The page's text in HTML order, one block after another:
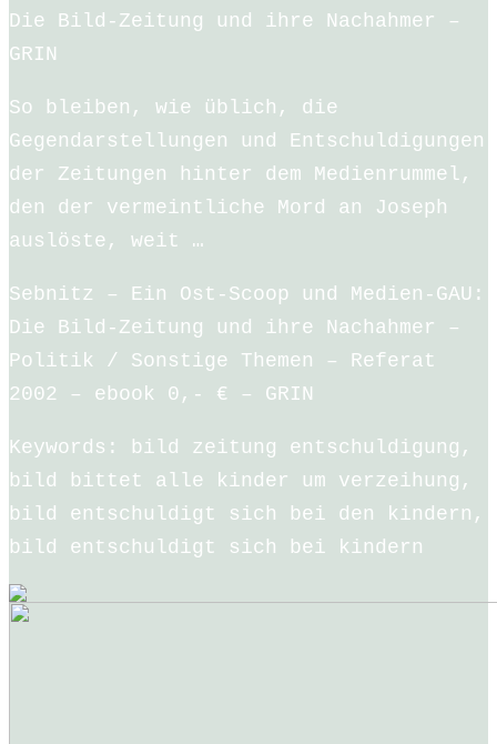
Die Bild-Zeitung und ihre Nachahmer –
GRIN
So bleiben, wie üblich, die
Gegendarstellungen und Entschuldigungen
der Zeitungen hinter dem Medienrummel,
den der vermeintliche Mord an Joseph
auslöste, weit …
Sebnitz – Ein Ost-Scoop und Medien-GAU:
Die Bild-Zeitung und ihre Nachahmer –
Politik / Sonstige Themen – Referat
2002 – ebook 0,- € – GRIN
Keywords: bild zeitung entschuldigung,
bild bittet alle kinder um verzeihung,
bild entschuldigt sich bei den kindern,
bild entschuldigt sich bei kindern